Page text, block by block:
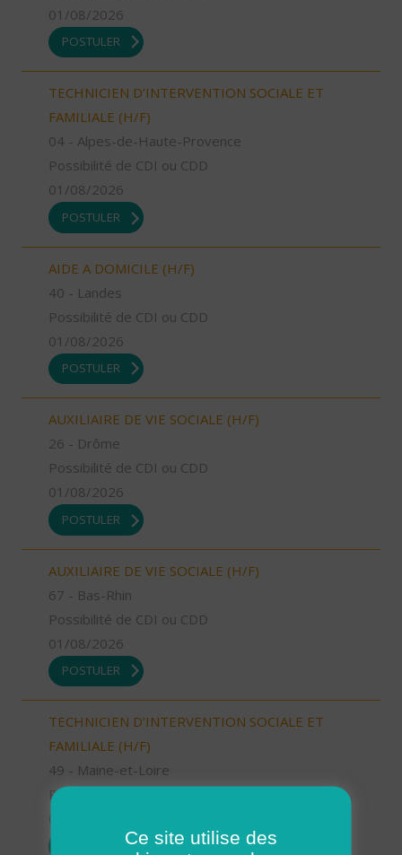
01/08/2026
POSTULER
TECHNICIEN D’INTERVENTION SOCIALE ET
FAMILIALE (H/F)
04 - Alpes-de-Haute-Provence
Possibilité de CDI ou CDD
01/08/2026
POSTULER
AIDE A DOMICILE (H/F)
40 - Landes
Possibilité de CDI ou CDD
01/08/2026
POSTULER
AUXILIAIRE DE VIE SOCIALE (H/F)
26 - Drôme
Possibilité de CDI ou CDD
01/08/2026
POSTULER
AUXILIAIRE DE VIE SOCIALE (H/F)
67 - Bas-Rhin
Possibilité de CDI ou CDD
01/08/2026
POSTULER
TECHNICIEN D’INTERVENTION SOCIALE ET
FAMILIALE (H/F)
49 - Maine-et-Loire
Possibilité de CDI ou CDD
Ce site utilise des